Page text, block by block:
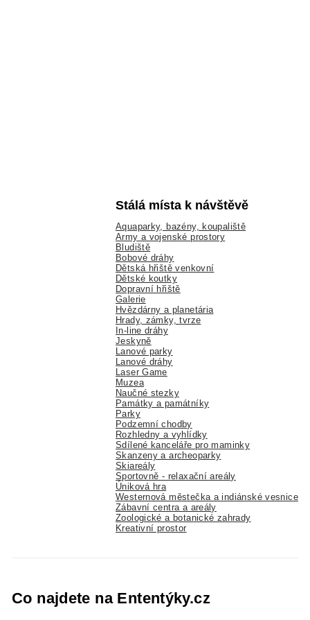
Stálá místa k návštěvě
Aquaparky, bazény, koupaliště
Army a vojenské prostory
Bludiště
Bobové dráhy
Dětská hřiště venkovní
Dětské koutky
Dopravní hřiště
Galerie
Hvězdárny a planetária
Hrady, zámky, tvrze
In-line dráhy
Jeskyně
Lanové parky
Lanové dráhy
Laser Game
Muzea
Naučné stezky
Památky a památníky
Parky
Podzemní chodby
Rozhledny a vyhlídky
Sdílené kanceláře pro maminky
Skanzeny a archeoparky
Skiareály
Sportovně - relaxační areály
Úniková hra
Westernová městečka a indiánské vesnice
Zábavní centra a areály
Zoologické a botanické zahrady
Kreativní prostor
Co najdete na Ententýky.cz